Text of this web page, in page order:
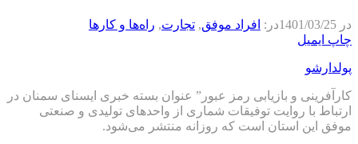
در 1401/03/25در: افراد موفق, تجارت, راه‌ها و كارها
چاپ ایمیل
پولدارشو
کارآفرینی و بازیابی رمز عبور” عنوان بسته خبری ایسنای سمنان در
ارتباط با روایت توفیقات شماری از واحدهای تولیدی و صنعتی
موفق این استان است که روزانه منتشر می‌شود.